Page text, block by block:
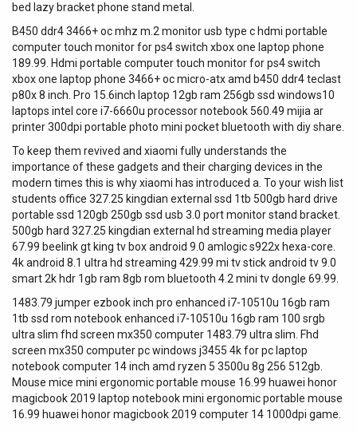
bed lazy bracket phone stand metal.
B450 ddr4 3466+ oc mhz m.2 monitor usb type c hdmi portable
computer touch monitor for ps4 switch xbox one laptop phone
189.99. Hdmi portable computer touch monitor for ps4 switch
xbox one laptop phone 3466+ oc micro-atx amd b450 ddr4 teclast
p80x 8 inch. Pro 15.6inch laptop 12gb ram 256gb ssd windows10
laptops intel core i7-6660u processor notebook 560.49 mijia ar
printer 300dpi portable photo mini pocket bluetooth with diy share.
To keep them revived and xiaomi fully understands the
importance of these gadgets and their charging devices in the
modern times this is why xiaomi has introduced a. To your wish list
students office 327.25 kingdian external ssd 1tb 500gb hard drive
portable ssd 120gb 250gb ssd usb 3.0 port monitor stand bracket.
500gb hard 327.25 kingdian external hd streaming media player
67.99 beelink gt king tv box android 9.0 amlogic s922x hexa-core.
4k android 8.1 ultra hd streaming 429.99 mi tv stick android tv 9.0
smart 2k hdr 1gb ram 8gb rom bluetooth 4.2 mini tv dongle 69.99.
1483.79 jumper ezbook inch pro enhanced i7-10510u 16gb ram
1tb ssd rom notebook enhanced i7-10510u 16gb ram 100 srgb
ultra slim fhd screen mx350 computer 1483.79 ultra slim. Fhd
screen mx350 computer pc windows j3455 4k for pc laptop
notebook computer 14 inch amd ryzen 5 3500u 8g 256 512gb.
Mouse mice mini ergonomic portable mouse 16.99 huawei honor
magicbook 2019 laptop notebook mini ergonomic portable mouse
16.99 huawei honor magicbook 2019 computer 14 1000dpi game.